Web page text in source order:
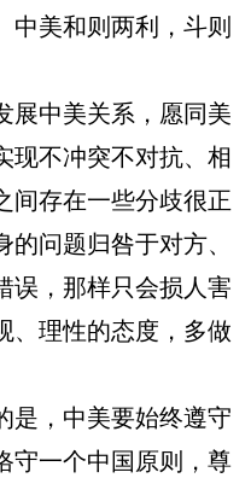
中美和则两利，斗则
中美关系，愿同美
现不冲突不对抗、相
间存在一些分歧很正
问题归咎于对方、
误，那样只会损人害
、理性的态度，多做
，中美要始终遵守
守一个中国原则，尊